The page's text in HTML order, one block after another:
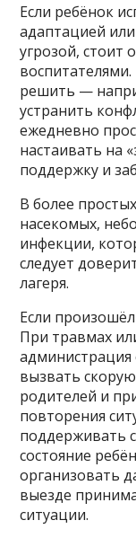
Если ребёнок
адаптацией
угрозой, стоит
решить —
устранить
ежедневно
настаивать на
поддержку и
В более
насекомых,
инфекции,
следует
лагеря.
Если
При травмах
вызвать
родителей и
повторения
поддерживать
состояние
организовать
выезде
ситуации.